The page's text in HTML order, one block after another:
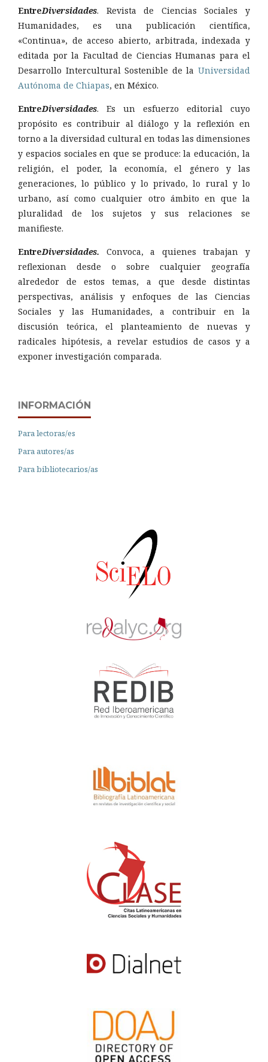
EntreDiversidades. Revista de Ciencias Sociales y
Humanidades, es una publicación científica,
«Continua», de acceso abierto, arbitrada, indexada y
editada por la Facultad de Ciencias Humanas para el
Desarrollo Intercultural Sostenible de la Universidad
Autónoma de Chiapas, en México.
EntreDiversidades. Es un esfuerzo editorial cuyo
propósito es contribuir al diálogo y la reflexión en
torno a la diversidad cultural en todas las dimensiones
y espacios sociales en que se produce: la educación, la
religión, el poder, la economía, el género y las
generaciones, lo público y lo privado, lo rural y lo
urbano, así como cualquier otro ámbito en que la
pluralidad de los sujetos y sus relaciones se
manifieste.
EntreDiversidades. Convoca, a quienes trabajan y
reflexionan desde o sobre cualquier geografía
alrededor de estos temas, a que desde distintas
perspectivas, análisis y enfoques de las Ciencias
Sociales y las Humanidades, a contribuir en la
discusión teórica, el planteamiento de nuevas y
radicales hipótesis, a revelar estudios de casos y a
exponer investigación comparada.
INFORMACIÓN
Para lectoras/es
Para autores/as
Para bibliotecarios/as